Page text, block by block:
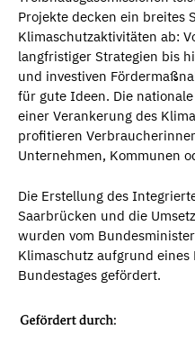
Projekte decken ein breites
Klimaschutzaktivitäten ab:
langfristiger Strategien bis
und investiven
für gute Ideen. Die
einer Verankerung des
profitieren
Unternehmen, Kommunen
Die Erstellung des
Saarbrücken und die
wurden vom
Klimaschutz aufgrund eines
Bundestages gefördert.